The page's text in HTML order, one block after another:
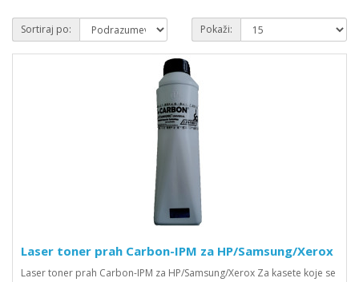
Sortiraj po: Pokaži:
Laser toner prah Carbon-IPM za HP/Samsung/Xerox
Laser toner prah Carbon-IPM za HP/Samsung/Xerox Za kasete koje se